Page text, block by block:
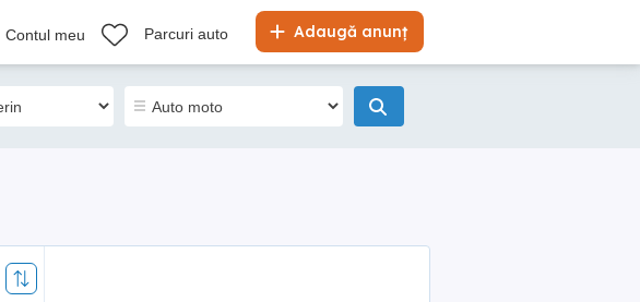
Adaugă anunț
Contul meu Parcuri auto